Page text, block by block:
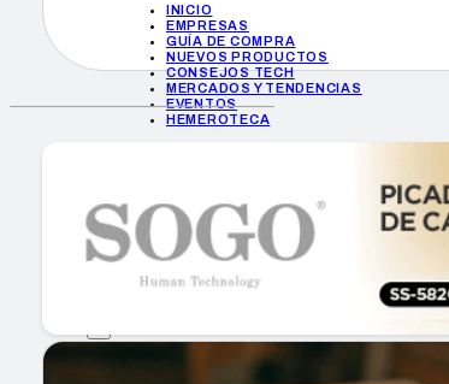
INICIO
EMPRESAS
GUÍA DE COMPRA
NUEVOS PRODUCTOS
CONSEJOS TECH
MERCADOS Y TENDENCIAS
EVENTOS
HEMEROTECA
GUÍA DE COMPRA
NUEVOS PRODUCTOS
CONSEJOS TECH
MERCADOS Y TENDENCIAS
HEMEROTECA